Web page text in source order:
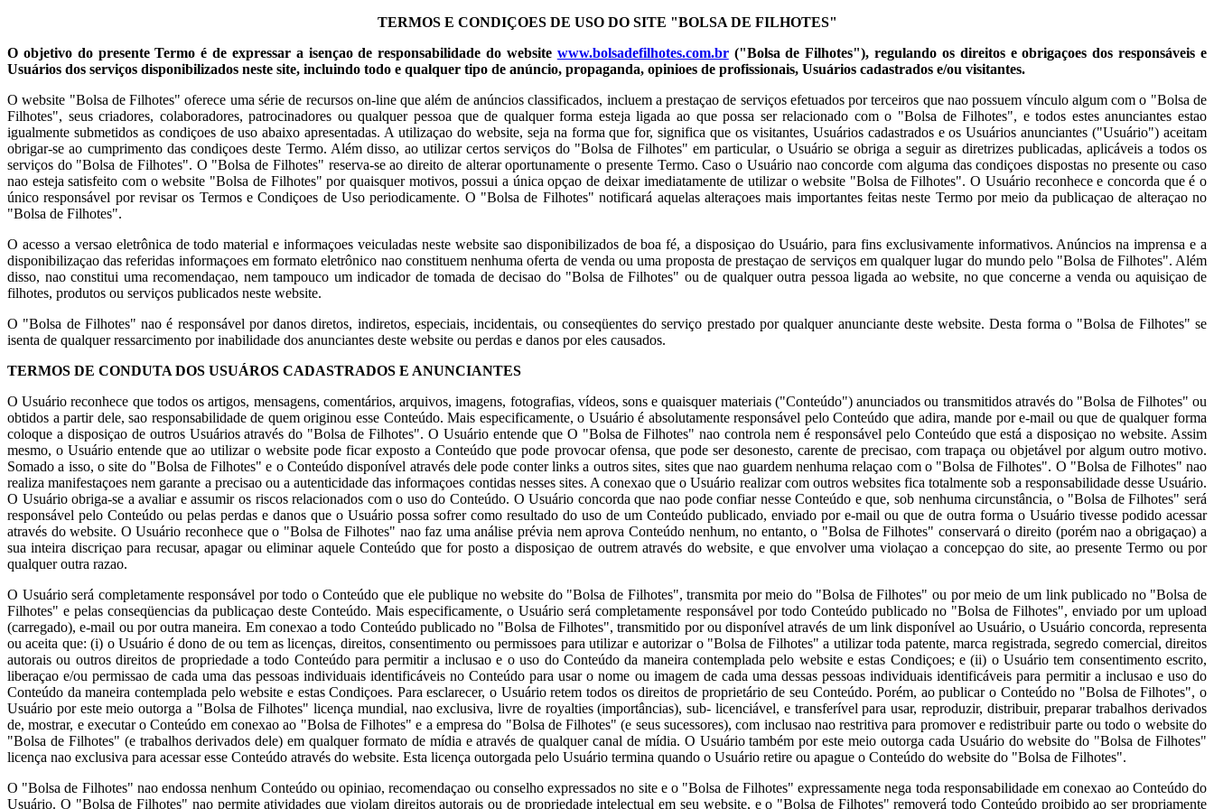
TERMOS E CONDIÇOES DE USO DO SITE "BOLSA DE FILHOTES"
O objetivo do presente Termo é de expressar a isençao de responsabilidade do website www.bolsadefilhotes.com.br("Bolsa de Filhotes"), regulando os direitos e obrigaçoes dos responsáveis e
Usuários dos serviços disponibilizados neste site, incluindo todo e qualquer tipo de anúncio, propaganda, opinioes de profissionais, Usuários cadastrados e/ou visitantes.
O website "Bolsa de Filhotes" oferece uma série de recursos on-line que além de anúncios classificados, incluem a prestaçao de serviços efetuados por terceiros que nao possuem vínculo algum com o "Bolsa de
Filhotes", seus criadores, colaboradores, patrocinadores ou qualquer pessoa que de qualquer forma esteja ligada ao que possa ser relacionado com o "Bolsa de Filhotes", e todos estes anunciantes estao
igualmente submetidos as condiçoes de uso abaixo apresentadas. A utilizaçao do website, seja na forma que for, significa que os visitantes, Usuários cadastrados e os Usuários anunciantes ("Usuário") aceitam
obrigar-se ao cumprimento das condiçoes deste Termo. Além disso, ao utilizar certos serviços do "Bolsa de Filhotes" em particular, o Usuário se obriga a seguir as diretrizes publicadas, aplicáveis a todos os
serviços do "Bolsa de Filhotes". O "Bolsa de Filhotes" reserva-se ao direito de alterar oportunamente o presente Termo. Caso o Usuário nao concorde com alguma das condiçoes dispostas no presente ou caso
nao esteja satisfeito com o website "Bolsa de Filhotes" por quaisquer motivos, possui a única opçao de deixar imediatamente de utilizar o website "Bolsa de Filhotes". O Usuário reconhece e concorda que é o
único responsável por revisar os Termos e Condiçoes de Uso periodicamente. O "Bolsa de Filhotes" notificará aquelas alteraçoes mais importantes feitas neste Termo por meio da publicaçao de alteraçao no
"Bolsa de Filhotes".
O acesso a versao eletrônica de todo material e informaçoes veiculadas neste website sao disponibilizados de boa fé, a disposiçao do Usuário, para fins exclusivamente informativos. Anúncios na imprensa e a
disponibilizaçao das referidas informaçoes em formato eletrônico nao constituem nenhuma oferta de venda ou uma proposta de prestaçao de serviços em qualquer lugar do mundo pelo "Bolsa de Filhotes". Além
disso, nao constitui uma recomendaçao, nem tampouco um indicador de tomada de decisao do "Bolsa de Filhotes" ou de qualquer outra pessoa ligada ao website, no que concerne a venda ou aquisiçao de
filhotes, produtos ou serviços publicados neste website.
O "Bolsa de Filhotes" nao é responsável por danos diretos, indiretos, especiais, incidentais, ou conseqüentes do serviço prestado por qualquer anunciante deste website. Desta forma o "Bolsa de Filhotes" se
isenta de qualquer ressarcimento por inabilidade dos anunciantes deste website ou perdas e danos por eles causados.
TERMOS DE CONDUTA DOS USUÁROS CADASTRADOS E ANUNCIANTES
O Usuário reconhece que todos os artigos, mensagens, comentários, arquivos, imagens, fotografias, vídeos, sons e quaisquer materiais ("Conteúdo") anunciados ou transmitidos através do "Bolsa de Filhotes" ou
obtidos a partir dele, sao responsabilidade de quem originou esse Conteúdo. Mais especificamente, o Usuário é absolutamente responsável pelo Conteúdo que adira, mande por e-mail ou que de qualquer forma
coloque a disposiçao de outros Usuários através do "Bolsa de Filhotes". O Usuário entende que O "Bolsa de Filhotes" nao controla nem é responsável pelo Conteúdo que está a disposiçao no website. Assim
mesmo, o Usuário entende que ao utilizar o website pode ficar exposto a Conteúdo que pode provocar ofensa, que pode ser desonesto, carente de precisao, com trapaça ou objetável por algum outro motivo.
Somado a isso, o site do "Bolsa de Filhotes" e o Conteúdo disponível através dele pode conter links a outros sites, sites que nao guardem nenhuma relaçao com o "Bolsa de Filhotes". O "Bolsa de Filhotes" nao
realiza manifestaçoes nem garante a precisao ou a autenticidade das informaçoes contidas nesses sites. A conexao que o Usuário realizar com outros websites fica totalmente sob a responsabilidade desse Usuário.
O Usuário obriga-se a avaliar e assumir os riscos relacionados com o uso do Conteúdo. O Usuário concorda que nao pode confiar nesse Conteúdo e que, sob nenhuma circunstância, o "Bolsa de Filhotes" será
responsável pelo Conteúdo ou pelas perdas e danos que o Usuário possa sofrer como resultado do uso de um Conteúdo publicado, enviado por e-mail ou que de outra forma o Usuário tivesse podido acessar
através do website. O Usuário reconhece que o "Bolsa de Filhotes" nao faz uma análise prévia nem aprova Conteúdo nenhum, no entanto, o "Bolsa de Filhotes" conservará o direito (porém nao a obrigaçao) a
sua inteira discriçao para recusar, apagar ou eliminar aquele Conteúdo que for posto a disposiçao de outrem através do website, e que envolver uma violaçao a concepçao do site, ao presente Termo ou por
qualquer outra razao.
O Usuário será completamente responsável por todo o Conteúdo que ele publique no website do "Bolsa de Filhotes", transmita por meio do "Bolsa de Filhotes" ou por meio de um link publicado no "Bolsa de
Filhotes" e pelas conseqüencias da publicaçao deste Conteúdo. Mais especificamente, o Usuário será completamente responsável por todo Conteúdo publicado no "Bolsa de Filhotes", enviado por um upload
(carregado), e-mail ou por outra maneira. Em conexao a todo Conteúdo publicado no "Bolsa de Filhotes", transmitido por ou disponível através de um link disponível ao Usuário, o Usuário concorda, representa
ou aceita que: (i) o Usuário é dono de ou tem as licenças, direitos, consentimento ou permissoes para utilizar e autorizar o "Bolsa de Filhotes" a utilizar toda patente, marca registrada, segredo comercial, direitos
autorais ou outros direitos de propriedade a todo Conteúdo para permitir a inclusao e o uso do Conteúdo da maneira contemplada pelo website e estas Condiçoes; e (ii) o Usuário tem consentimento escrito,
liberaçao e/ou permissao de cada uma das pessoas individuais identificáveis no Conteúdo para usar o nome ou imagem de cada uma dessas pessoas individuais identificáveis para permitir a inclusao e uso do
Conteúdo da maneira contemplada pelo website e estas Condiçoes. Para esclarecer, o Usuário retem todos os direitos de proprietário de seu Conteúdo. Porém, ao publicar o Conteúdo no "Bolsa de Filhotes", o
Usuário por este meio outorga a "Bolsa de Filhotes" licença mundial, nao exclusiva, livre de royalties (importâncias), sub- licenciável, e transferível para usar, reproduzir, distribuir, preparar trabalhos derivados
de, mostrar, e executar o Conteúdo em conexao ao "Bolsa de Filhotes" e a empresa do "Bolsa de Filhotes" (e seus sucessores), com inclusao nao restritiva para promover e redistribuir parte ou todo o website do
"Bolsa de Filhotes" (e trabalhos derivados dele) em qualquer formato de mídia e através de qualquer canal de mídia. O Usuário também por este meio outorga cada Usuário do website do "Bolsa de Filhotes"
licença nao exclusiva para acessar esse Conteúdo através do website. Esta licença outorgada pelo Usuário termina quando o Usuário retire ou apague o Conteúdo do website do "Bolsa de Filhotes".
O "Bolsa de Filhotes" nao endossa nenhum Conteúdo ou opiniao, recomendaçao ou conselho expressados no site e o "Bolsa de Filhotes" expressamente nega toda responsabilidade em conexao ao Conteúdo do
Usuário. O "Bolsa de Filhotes" nao permite atividades que violam direitos autorais ou de propriedade intelectual em seu website, e o "Bolsa de Filhotes" removerá todo Conteúdo proibido ao ser propriamente